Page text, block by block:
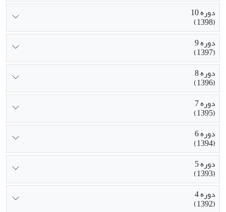
دوره 10
(1398)
دوره 9
(1397)
دوره 8
(1396)
دوره 7
(1395)
دوره 6
(1394)
دوره 5
(1393)
دوره 4
(1392)